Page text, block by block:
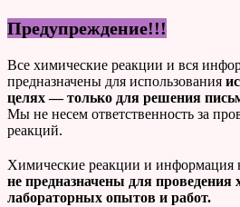
Предупреждение!!!
Все химические реакции и вся
предназначены для использования
целях — только для решения
Мы не несем ответственность за
реакций.
Химические реакции и информация
не предназначены для проведения
лабораторных опытов и работ.